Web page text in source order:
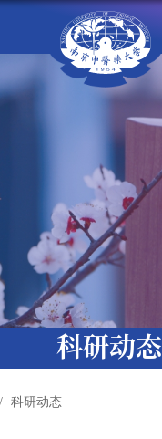
科研动态
科研动态